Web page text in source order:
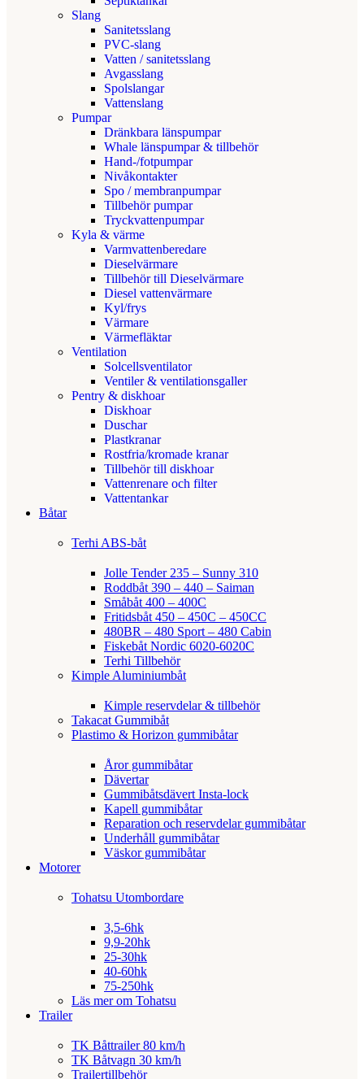
Slang
Sanitetsslang
PVC-slang
Vatten / sanitetsslang
Avgasslang
Spolslangar
Vattenslang
Pumpar
Dränkbara länspumpar
Whale länspumpar & tillbehör
Hand-/fotpumpar
Nivåkontakter
Spo / membranpumpar
Tillbehör pumpar
Tryckvattenpumpar
Kyla & värme
Varmvattenberedare
Dieselvärmare
Tillbehör till Dieselvärmare
Diesel vattenvärmare
Kyl/frys
Värmare
Värmefläktar
Ventilation
Solcellsventilator
Ventiler & ventilationsgaller
Pentry & diskhoar
Diskhoar
Duschar
Plastkranar
Rostfria/kromade kranar
Tillbehör till diskhoar
Vattenrenare och filter
Vattentankar
Båtar
Terhi ABS-båt
Jolle Tender 235 – Sunny 310
Roddbåt 390 – 440 – Saiman
Småbåt 400 – 400C
Fritidsbåt 450 – 450C – 450CC
480BR – 480 Sport – 480 Cabin
Fiskebåt Nordic 6020-6020C
Terhi Tillbehör
Kimple Aluminiumbåt
Kimple reservdelar & tillbehör
Takacat Gummibåt
Plastimo & Horizon gummibåtar
Åror gummibåtar
Dävertar
Gummibåtsdävert Insta-lock
Kapell gummibåtar
Reparation och reservdelar gummibåtar
Underhåll gummibåtar
Väskor gummibåtar
Motorer
Tohatsu Utombordare
3,5-6hk
9,9-20hk
25-30hk
40-60hk
75-250hk
Läs mer om Tohatsu
Trailer
TK Båttrailer 80 km/h
TK Båtvagn 30 km/h
Trailertillbehör